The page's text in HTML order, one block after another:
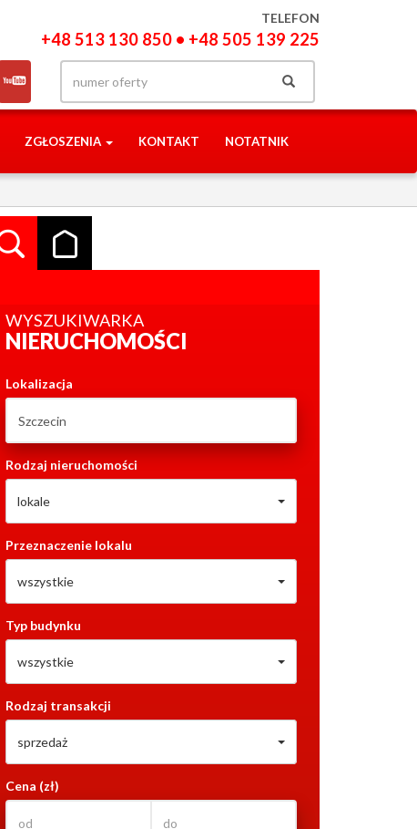
TELEFON
+48 513 130 850 • +48 505 139 225
ZGŁOSZENIA KONTAKT NOTATNIK
WYSZUKIWARKA
NIERUCHOMOŚCI
Lokalizacja
Rodzaj nieruchomości
lokale
Przeznaczenie lokalu
wszystkie
Typ budynku
wszystkie
Rodzaj transakcji
sprzedaż
Cena (zł)